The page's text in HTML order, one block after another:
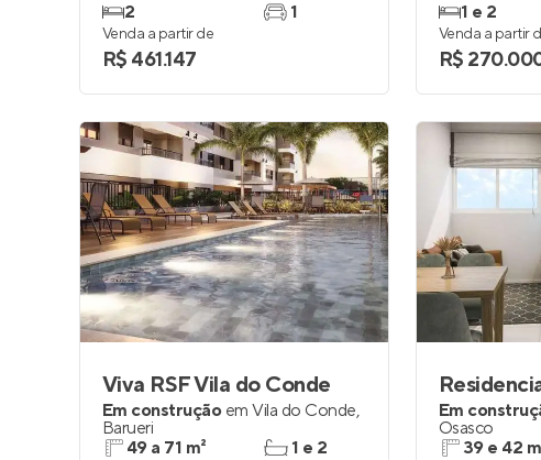
2
1
Venda a partir de
R$ 461.147
1 e 2
Venda a partir
R$
Viva RSF Vila do Conde
Em construção em Vila do Conde,
Barueri
49 a 71 m²
1 e 2
Em
Osasco
39 e 42